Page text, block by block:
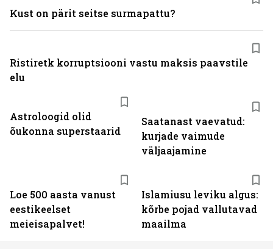
Astroloogid olid
õukonna superstaarid
Saatanast vaevatud:
kurjade vaimude
väljaajamine
Loe 500 aasta vanust
eestikeelset
meieisapalvet!
Islamiusu leviku algus:
kõrbe pojad vallutavad
maailma
Kust on pärit seitse surmapattu?
Ristiretk korruptsiooni vastu maksis paavstile
elu